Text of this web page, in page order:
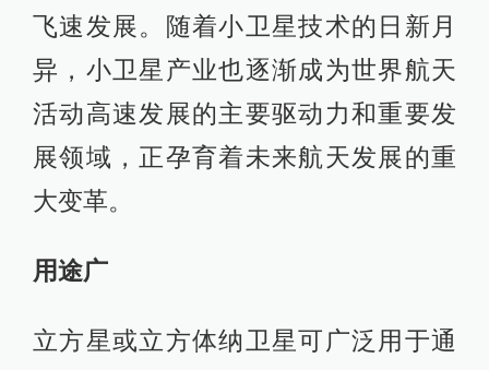
飞速发展。随着小卫星技术的日新月
异，小卫星产业也逐渐成为世界航天
活动高速发展的主要驱动力和重要发
展领域，正孕育着未来航天发展的重
大变革。
用途广
立方星或立方体纳卫星可广泛用于通